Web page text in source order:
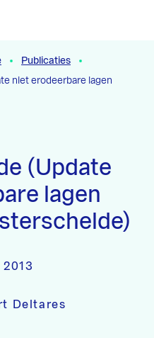
Publicaties
niet erodeerbare lagen
(Update
lagen
Deltares